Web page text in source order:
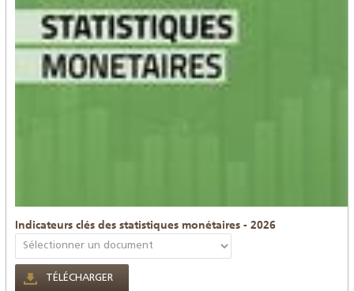
Indicateurs clés des statistiques monétaires - 2026
TÉLÉCHARGER